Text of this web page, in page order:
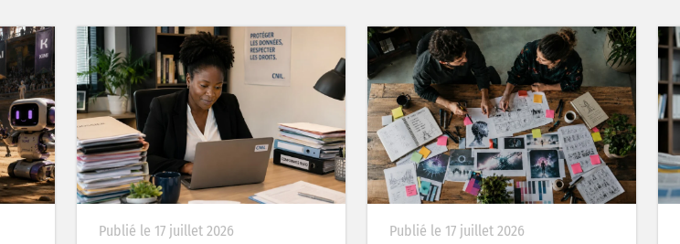
Publié le 17 juillet 2026 Publié le 17 juillet 2026